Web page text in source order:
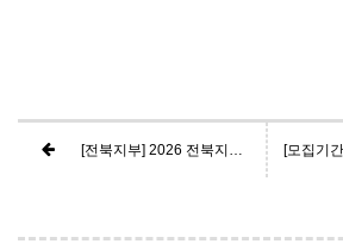
[전북지부] 2026 전북지부 천문지도사 3급 연수 모집 공고[신청기간 연장] - 마감